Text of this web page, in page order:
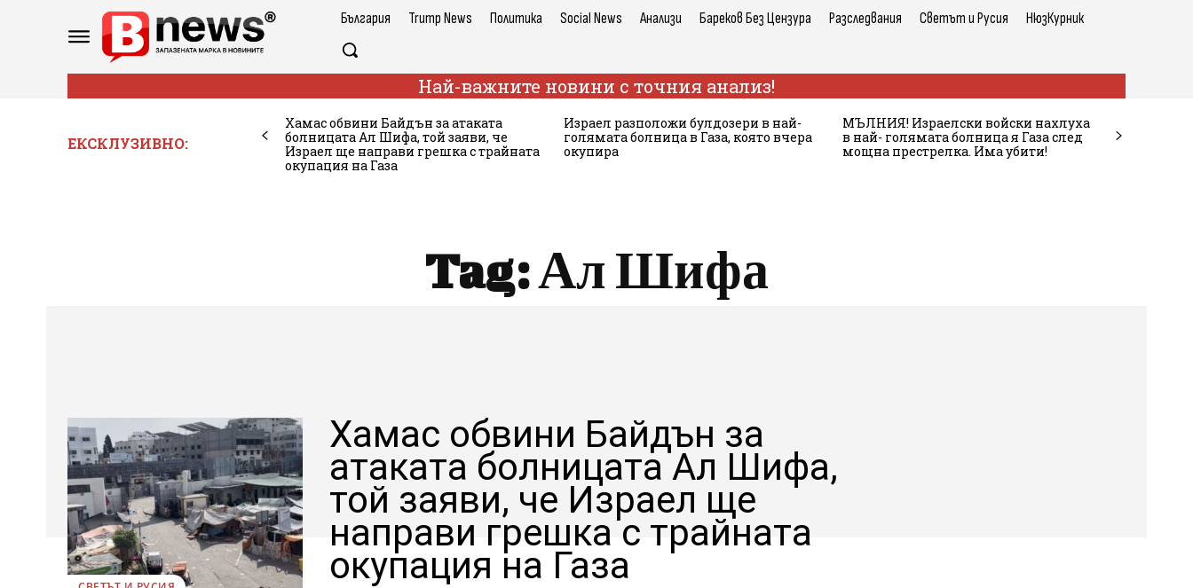
България Trump News Политика Social News Анализи Бареков Без Цензура Разследвания Светът и Русия НюзКурник
Най-важните новини с точния анализ!
ЕКСКЛУЗИВНО:
Хамас обвини Байдън за атаката
болницата Ал Шифа, той заяви, че
Израел ще направи грешка с трайната
окупация на Газа
Израел разположи булдозери в най-
голямата болница в Газа, която вчера
окупира
МЪЛНИЯ! Израелски войски нахлуха
в най- голямата болница я Газа след
мощна престрелка. Има убити!
Tag:Ал Шифа
Хамас обвини Байдън за
атаката болницата Ал Шифа,
той заяви, че Израел ще
направи грешка с трайната
окупация на Газа